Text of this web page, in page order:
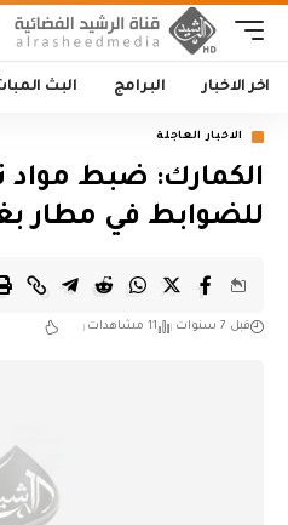
اخر الاخبار البرامج البث
الاخبار العاجلة
الكمارك: ضبط مواد
للضوابط في مطار
قبل 7 سنوات 11 مشاهدات